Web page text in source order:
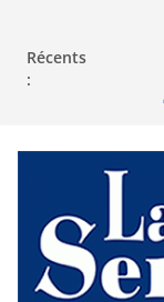
Récents
: